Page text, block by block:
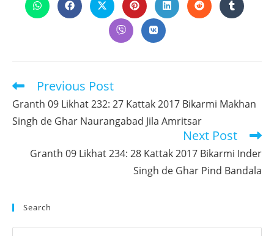
Opens
in
Opens
in
Opens
in
new
window
Opens
in
new
window
Opens
in
Opens
in
Opens
in
Opens
in
Opens
in
Read
articles
Previous Post
Granth 09 Likhat 232: 27 Kattak 2017 Bikarmi Makhan
Singh de Ghar Naurangabad Jila Amritsar
Next Post
Granth 09 Likhat 234: 28 Kattak 2017 Bikarmi Inder
Singh de Ghar Pind Bandala
Search